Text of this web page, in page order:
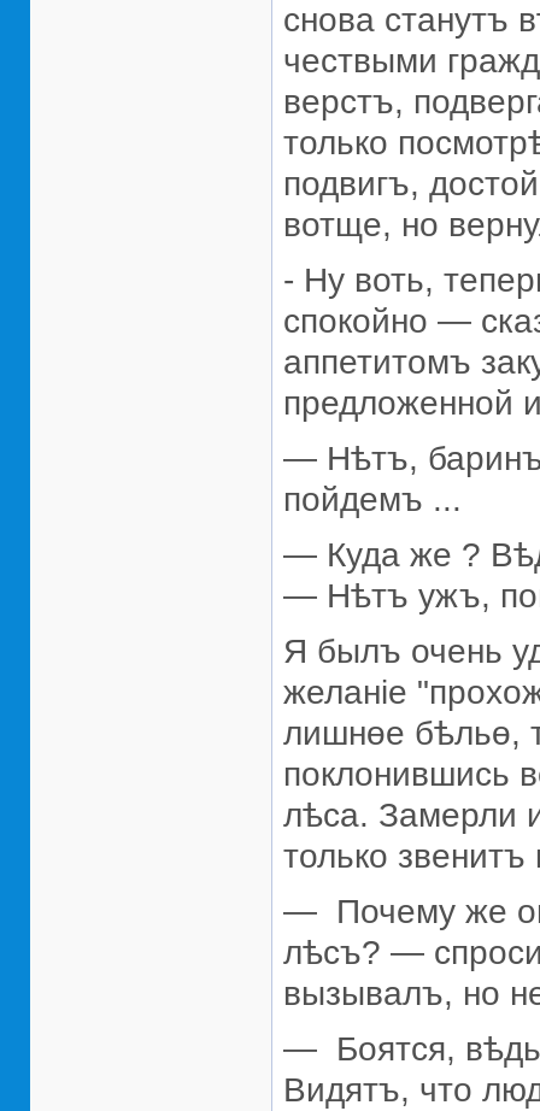
снова станутъ
чествыми
верстъ,
только
подвигъ,
вотще, но
- Ну воть,
спокойно —
аппетитомъ
предложенной
— Нѣтъ,
пойдемъ ...
— Куда же ?
— Нѣтъ ужъ,
Я былъ очень
желанiе
лишнөе бѣльө,
поклонившись
лѣса. Замерли
только
— Почему же
лѣсъ? —
вызывалъ, но
— Боятся,
Видятъ, что